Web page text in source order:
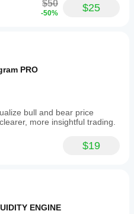
$50
-50% $25
PRO
bull and bear price
more insightful trading.
$19
ENGINE